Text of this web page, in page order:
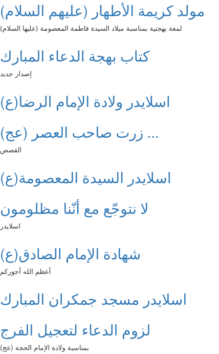
مولد كريمة الأطهار (عليهم السلام)
لمعة بهجتية بمناسبة ميلاد السيدة فاطمة المعصومة (عليها السلام)
كتاب بهجة الدعاء المبارك
إصدار جديد
اسلايدر ولادة الإمام الرضا(ع)
زرت صاحب العصر (عج) ...
القصص
اسلايدر السيدة المعصومة(ع)
لا نتوجّع مع أنّنا مظلومون
اسلايدر
شهادة الإمام الصادق(ع)
أعظم الله أجوركم
اسلايدر مسجد جمكران المبارك
لزوم الدعاء لتعجيل الفرج
بمناسبة ولادة الإمام الحجة (عج)